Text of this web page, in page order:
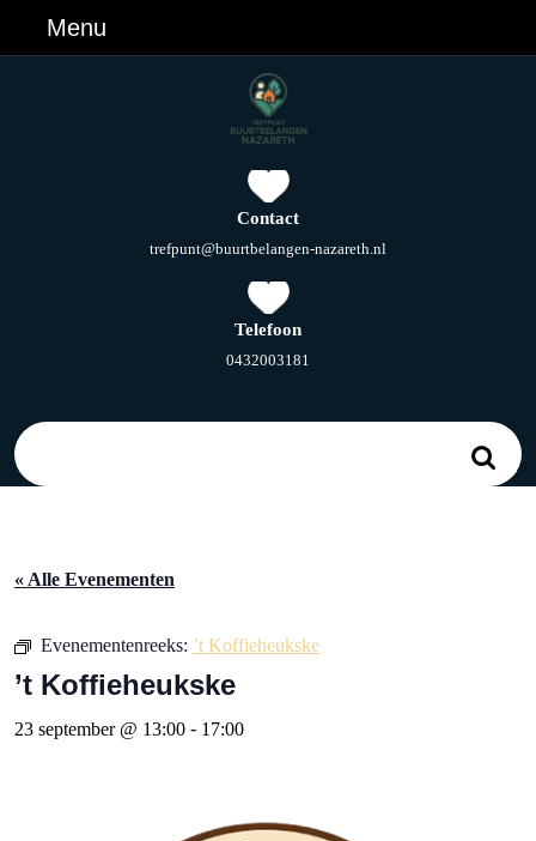
Menu
Contact
trefpunt@buurtbelangen-nazareth.nl
Telefoon
0432003181
« Alle Evenementen
Evenementenreeks: ’t Koffieheukske
’t Koffieheukske
23 september @ 13:00 - 17:00